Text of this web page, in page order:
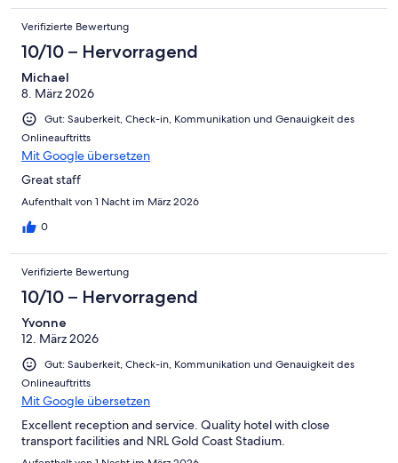
Verifizierte Bewertung
10/10 – Hervorragend
Michael
8. März 2026
Gut: Sauberkeit, Check-in, Kommunikation und Genauigkeit des
Onlineauftritts
Mit Google übersetzen
Great staff
Aufenthalt von 1 Nacht im März 2026
0
Verifizierte Bewertung
10/10 – Hervorragend
Yvonne
12. März 2026
Gut: Sauberkeit, Check-in, Kommunikation und Genauigkeit des
Onlineauftritts
Mit Google übersetzen
Excellent reception and service. Quality hotel with close
transport facilities and NRL Gold Coast Stadium.